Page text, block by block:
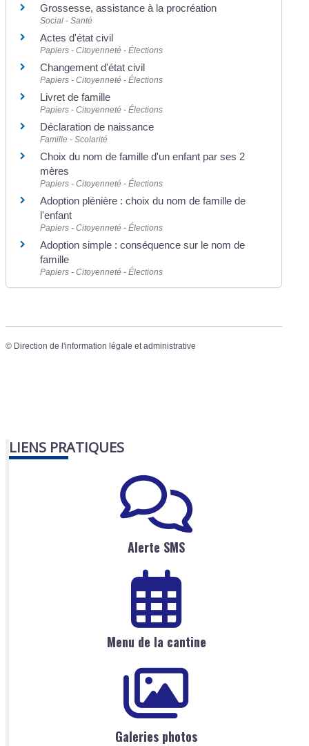
Grossesse, assistance à la procréation
Social - Santé
Actes d'état civil
Papiers - Citoyenneté - Élections
Changement d'état civil
Papiers - Citoyenneté - Élections
Livret de famille
Papiers - Citoyenneté - Élections
Déclaration de naissance
Famille - Scolarité
Choix du nom de famille d'un enfant par ses 2
mères
Papiers - Citoyenneté - Élections
Adoption plénière : choix du nom de famille de
l'enfant
Papiers - Citoyenneté - Élections
Adoption simple : conséquence sur le nom de
famille
Papiers - Citoyenneté - Élections
© Direction de l'information légale et administrative
LIENS PRATIQUES
Alerte SMS
Menu de la cantine
Galeries photos